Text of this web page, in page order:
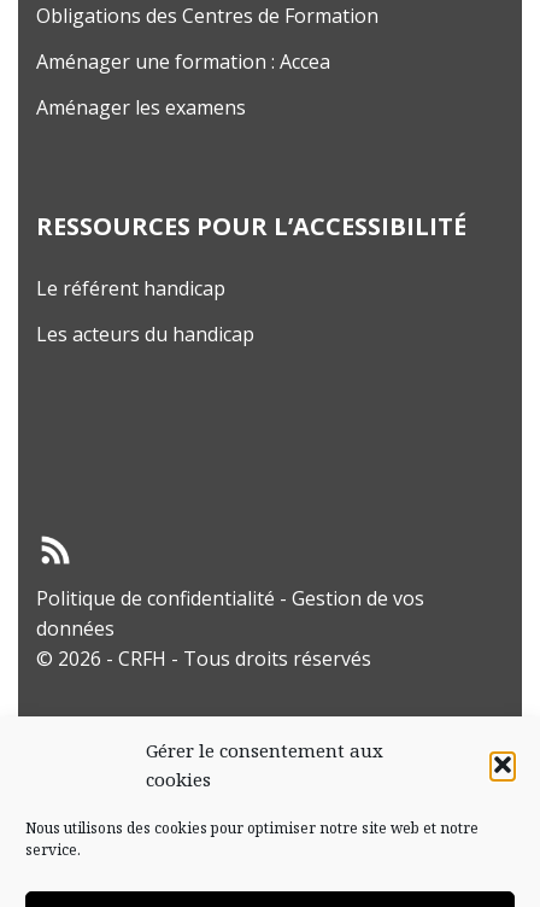
Gérer le consentement aux
cookies
Nous utilisons des cookies pour optimiser notre site web et notre
service.
Obligations des Centres de Formation
Aménager une formation : Accea
Aménager les examens
RESSOURCES POUR L’ACCESSIBILITÉ
Le référent handicap
Les acteurs du handicap
Politique de confidentialité - Gestion de vos
données
© 2026 - CRFH - Tous droits réservés